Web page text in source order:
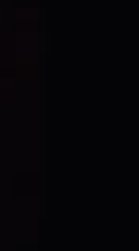
weiter